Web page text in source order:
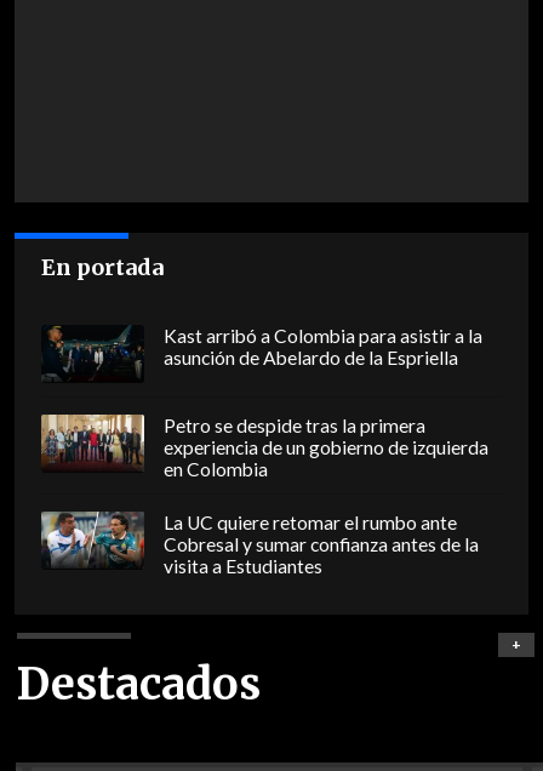
En portada
Kast arribó a Colombia para asistir a la
asunción de Abelardo de la Espriella
Petro se despide tras la primera
experiencia de un gobierno de izquierda
en Colombia
La UC quiere retomar el rumbo ante
Cobresal y sumar confianza antes de la
visita a Estudiantes
Destacados
+